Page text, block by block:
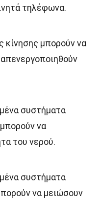
τηλέφωνα.
κίνησης μπορούν να
συστήματα
να
του νερού.
συστήματα
να μειώσουν